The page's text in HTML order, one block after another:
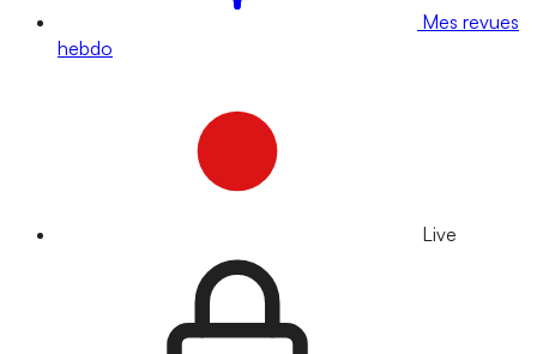
Mes revues
hebdo
Live